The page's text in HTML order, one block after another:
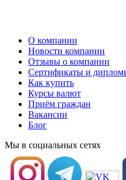
О компании
Новости компании
Отзывы о компании
Сертификаты и
Как купить
Курсы валют
Приём граждан
Вакансии
Блог
Мы в социальных сетях